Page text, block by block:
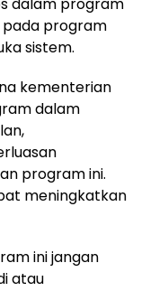
dalam program
program
sistem.
kementerian
dalam
program ini.
meningkatkan
ini jangan
atau